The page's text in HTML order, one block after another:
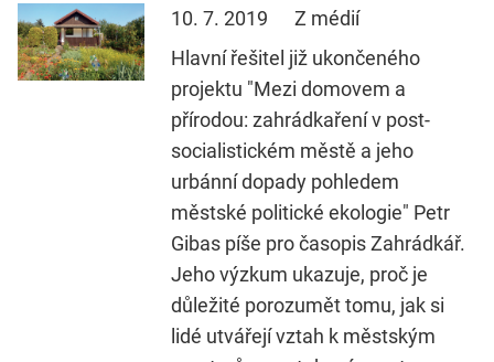
10. 7. 2019
Z médií
Hlavní řešitel již ukončeného
projektu "Mezi domovem a
přírodou: zahrádkaření v post-
socialistickém městě a jeho
urbánní dopady pohledem
městské politické ekologie" Petr
Gibas píše pro časopis Zahrádkář.
Jeho výzkum ukazuje, proč je
důležité porozumět tomu, jak si
lidé utvářejí vztah k městským